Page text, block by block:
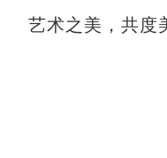
艺术之美，共度